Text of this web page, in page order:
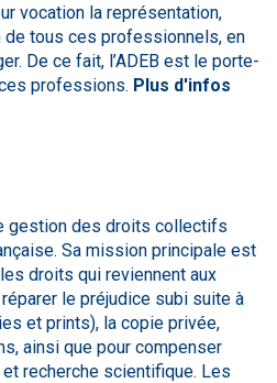
vocation la représentation,
de tous ces professionnels, en
De ce fait, l’ADEB est le porte-
professions. Plus d'infos
gestion des droits collectifs
Sa mission principale est
droits qui reviennent aux
le préjudice subi suite à
et prints), la copie privée,
ainsi que pour compenser
recherche scientifique. Les